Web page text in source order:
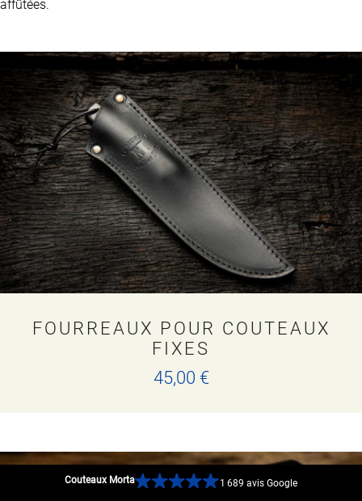
Couteaux Morta 1 689 avis Google
affûtées.
FOURREAUX POUR COUTEAUX
FIXES
45,00 €
plusieurs
variations.
Les